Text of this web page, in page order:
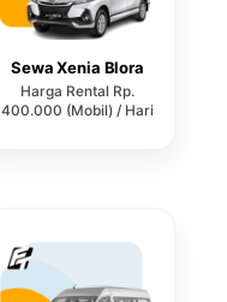
Sewa Xenia Blora
Harga Rental Rp.
400.000 (Mobil) / Hari